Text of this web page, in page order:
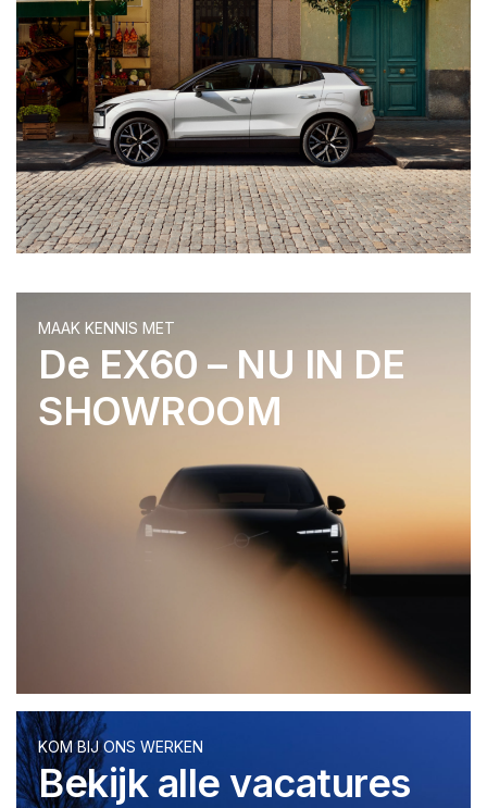
MAAK KENNIS MET
De EX60 – NU IN DE
SHOWROOM
KOM BIJ ONS WERKEN
Bekijk alle vacatures